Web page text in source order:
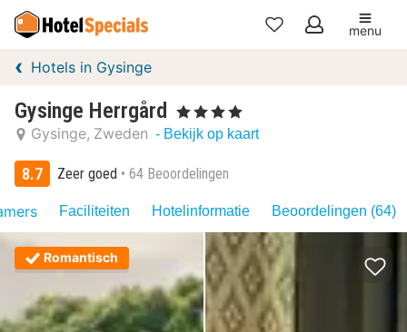
Mijn
menu
Hotels in Gysinge
Gysinge Herrgård , 4 Sterren
Gysinge Zweden - Bekijk op kaart
8.7 Zeer goed 64 Beoordelingen
Faciliteiten Hotelinformatie Beoordelingen (64)
Romantisch